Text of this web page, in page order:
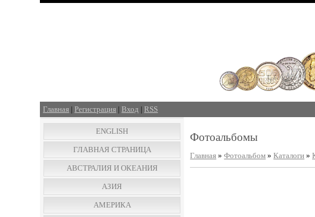
Главная | Регистрация |Вход | RSS
ENGLISH
ГЛАВНАЯ СТРАНИЦА
АВСТРАЛИЯ И ОКЕАНИЯ
АЗИЯ
АМЕРИКА
Фотоальбомы
Главная »Фотоальбом »Каталоги »